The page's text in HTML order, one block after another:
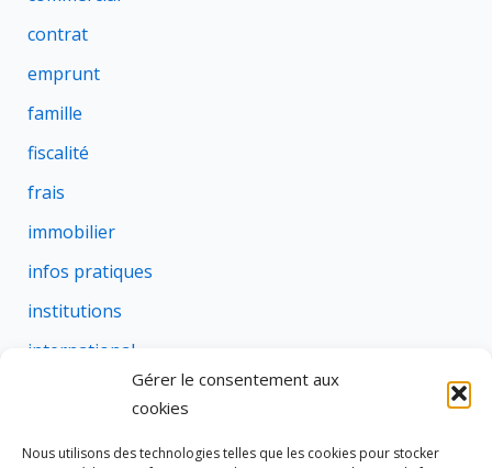
Gérer le consentement aux
cookies
Nous utilisons des technologies telles que les cookies pour stocker
contrat
emprunt
famille
fiscalité
frais
immobilier
infos pratiques
institutions
international